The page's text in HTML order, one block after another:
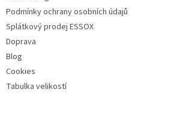
Podmínky ochrany osobních údajů
Splátkový prodej ESSOX
Doprava
Blog
Cookies
Tabulka velikostí